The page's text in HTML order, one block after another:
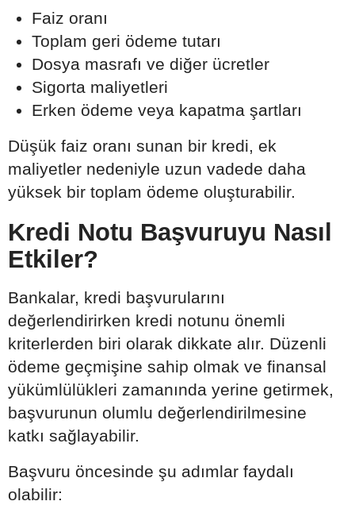
Faiz oranı
Toplam geri ödeme tutarı
Dosya masrafı ve diğer ücretler
Sigorta maliyetleri
Erken ödeme veya kapatma şartları
Düşük faiz oranı sunan bir kredi, ek
maliyetler nedeniyle uzun vadede daha
yüksek bir toplam ödeme oluşturabilir.
Kredi Notu Başvuruyu Nasıl
Etkiler?
Bankalar, kredi başvurularını
değerlendirirken kredi notunu önemli
kriterlerden biri olarak dikkate alır. Düzenli
ödeme geçmişine sahip olmak ve finansal
yükümlülükleri zamanında yerine getirmek,
başvurunun olumlu değerlendirilmesine
katkı sağlayabilir.
Başvuru öncesinde şu adımlar faydalı
olabilir: